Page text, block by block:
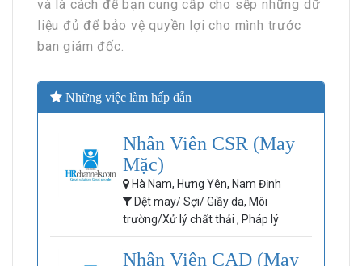
và là cách để bạn cung cấp cho sếp những dữ
liệu đủ để bảo vệ quyền lợi cho mình trước
ban giám đốc.
Những việc làm hấp dẫn
Nhân Viên CSR (May
Mặc)
Hà Nam, Hưng Yên, Nam Định
Dệt may/ Sợi/ Giầy da, Môi
trường/Xử lý chất thải , Pháp lý
Nhân Viên CAD (May